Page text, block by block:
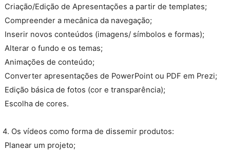
 Criação/Edição de Apresentações a partir de templates;
 Compreender a mecânica da navegação;
 Inserir novos conteúdos (imagens/ símbolos e formas);
 Alterar o fundo e os temas;
 Animações de conteúdo;
 Converter apresentações de PowerPoint ou PDF em Prezi;
 Edição básica de fotos (cor e transparência);
 Escolha de cores.
4. Os vídeos como forma de dissemir produtos:
 Planear um projeto;